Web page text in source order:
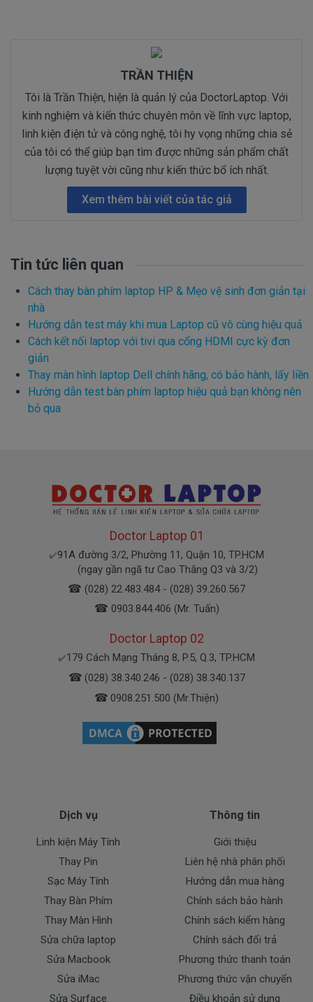
TRẦN THIỆN
Tôi là Trần Thiện, hiện là quản lý của DoctorLaptop. Với
kinh nghiệm và kiến thức chuyên môn về lĩnh vực laptop,
linh kiện điện tử và công nghệ, tôi hy vọng những chia sẻ
của tôi có thể giúp bạn tìm được những sản phẩm chất
lượng tuyệt vời cũng như kiến thức bổ ích nhất.
Xem thêm bài viết của tác giả
Tin tức liên quan
Cách thay bàn phím laptop HP & Mẹo vệ sinh đơn giản tại
nhà
Hướng dẫn test máy khi mua Laptop cũ vô cùng hiệu quả
Cách kết nối laptop với tivi qua cổng HDMI cực kỳ đơn
giản
Thay màn hình laptop Dell chính hãng, có bảo hành, lấy liền
Hướng dẫn test bàn phím laptop hiệu quả bạn không nên
bỏ qua
Doctor Laptop 01
✔️91A đường 3/2, Phường 11, Quận 10, TP.HCM
(ngay gần ngã tư Cao Thắng Q3 và 3/2)
☎ (028) 22.483.484 - (028) 39.260.567
☎ 0903.844.406 (Mr. Tuấn)
Doctor Laptop 02
✔️179 Cách Mạng Tháng 8, P.5, Q.3, TP.HCM
☎ (028) 38.340.246 - (028) 38.340.137
☎ 0908.251.500 (Mr.Thiện)
Dịch vụ
Linh kiện Máy Tính
Thay Pin
Sạc Máy Tính
Thay Bàn Phím
Thay Màn Hình
Sửa chữa laptop
Sửa Macbook
Sửa iMac
Sửa Surface
Thông tin
Giới thiệu
Liên hệ nhà phân phối
Hướng dẫn mua hàng
Chính sách bảo hành
Chính sách kiểm hàng
Chính sách đổi trả
Phương thức thanh toán
Phương thức vận chuyển
Điều khoản sử dụng